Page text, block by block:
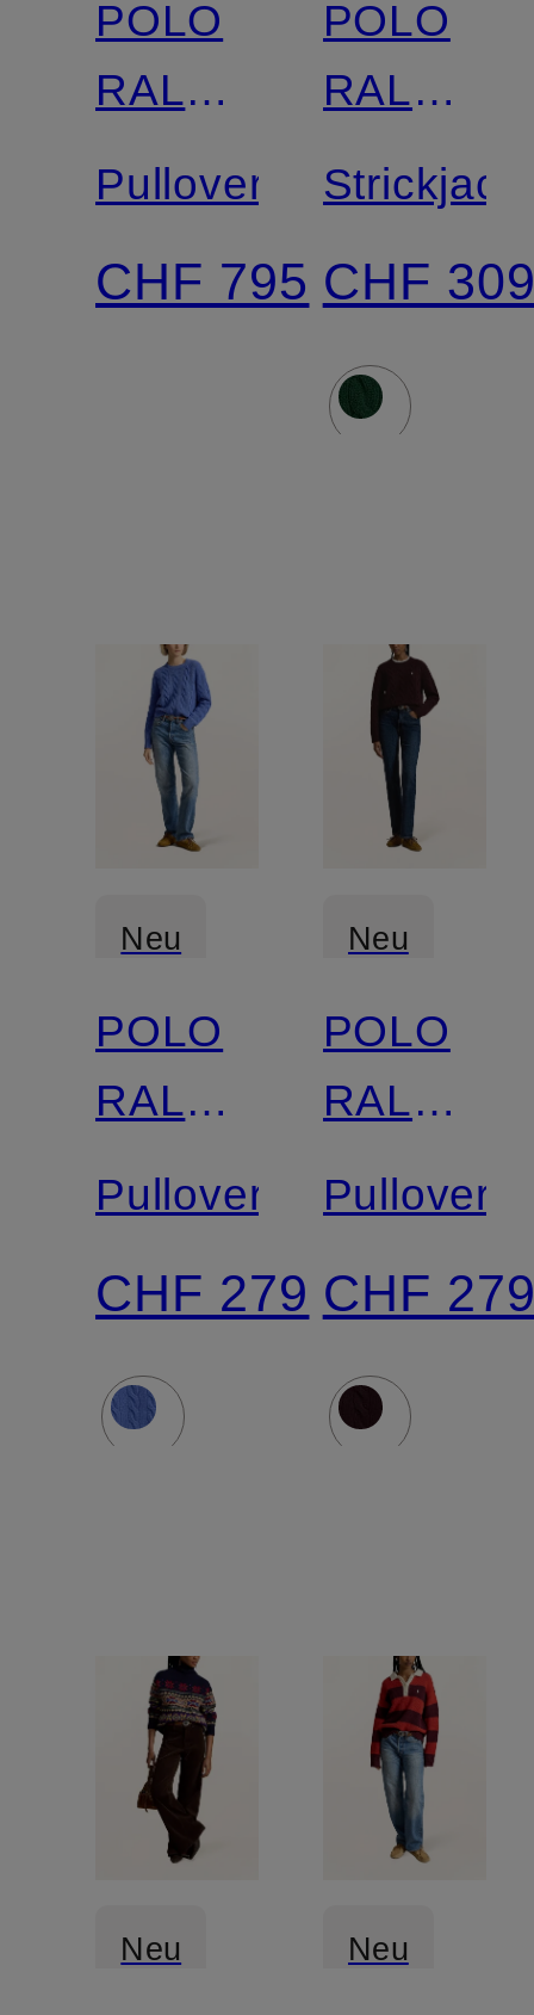
POLO
RALPH
LAUREN
Pullover
CHF 795
POLO
RALPH
LAUREN
CHF
Neu
POLO
RALPH
LAUREN
Pullover
CHF 279
Neu
POLO
RALPH
LAUREN
Pullover
CHF
Neu Neu